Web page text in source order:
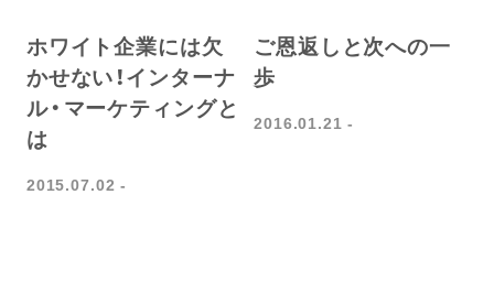
ホワイト企業には欠
かせない！インターナ
ル・マーケティングと
は
2015.07.02
ご恩返しと次への一
歩
2016.01.21